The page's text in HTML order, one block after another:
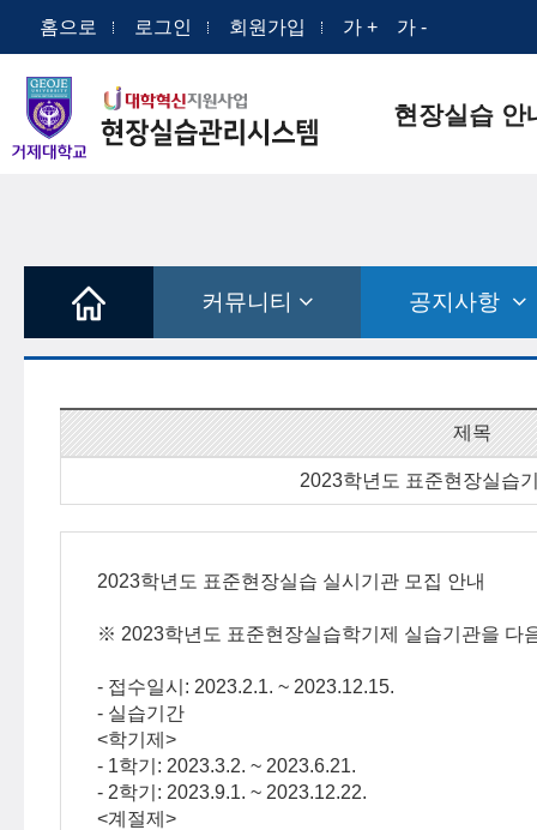
홈으로 로그인 회원가입 가 + 가 -
현장실습 안
커뮤니티 공지사항
제목
2023학년도 표준현장실습
2023학년도 표준현장실습 실시기관 모집 안내
※ 2023학년도 표준현장실습학기제 실습기관을 다
- 접수일시: 2023.2.1. ~ 2023.12.15.
- 실습기간
<학기제>
- 1학기: 2023.3.2. ~ 2023.6.21.
- 2학기: 2023.9.1. ~ 2023.12.22.
<계절제>